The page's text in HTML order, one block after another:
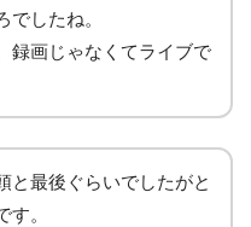
でしたね。
録画じゃなくてライブで
と最後ぐらいでしたがと
す。